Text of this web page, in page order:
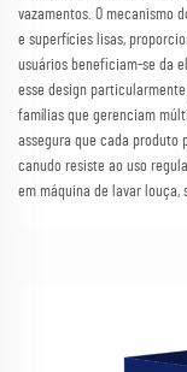
vazamentos. O mecanismo
e superfícies lisas,
usuários beneficiam-se da
esse design
famílias que gerenciam
assegura que cada produto
canudo resiste ao uso
em máquina de lavar louça,